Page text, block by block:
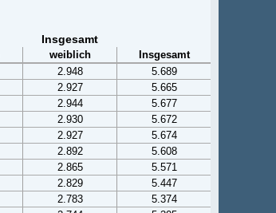
Insgesamt
weiblich
Insgesamt
2.948
5.689
2.927
5.665
2.944
5.677
2.930
5.672
2.927
5.674
2.892
5.608
2.865
5.571
2.829
5.447
2.783
5.374